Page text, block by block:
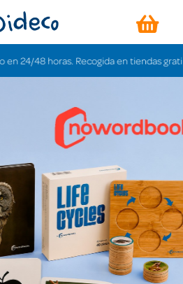
en tiendas gratis en 3-6 días.